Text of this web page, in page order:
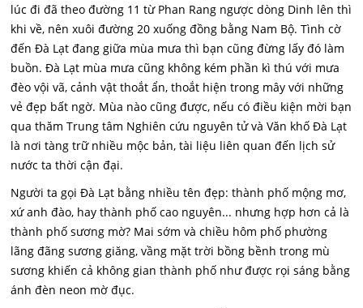
lúc đi đã theo đường 11 từ Phan Rang ngược dòng Dinh lên thì
khi về, nên xuôi đường 20 xuống đồng bằng Nam Bộ. Tình cờ
đến Đà Lạt đang giữa mùa mưa thì bạn cũng đừng lấy đó làm
buồn. Đà Lạt mùa mưa cũng không kém phần kì thú với mưa
đèo vội vã, cảnh vật thoắt ẩn, thoắt hiện trong mây với những
vẻ đẹp bất ngờ. Mùa nào cũng được, nếu có điều kiện mời bạn
qua thăm Trung tâm Nghiên cứu nguyên tử và Văn khố Đà Lạt
là nơi tàng trữ nhiều mộc bản, tài liệu liên quan đến lịch sử
nước ta thời cận đại.
Người ta gọi Đà Lạt bằng nhiều tên đẹp: thành phố mộng mơ,
xứ anh đào, hay thành phố cao nguyên... nhưng hợp hơn cả là
thành phố sương mờ? Mai sớm và chiều hôm phố phường
lãng đãng sương giăng, vầng mặt trời bồng bềnh trong mù
sương khiến cả không gian thành phố như được rọi sáng bằng
ánh đèn neon mờ đục.